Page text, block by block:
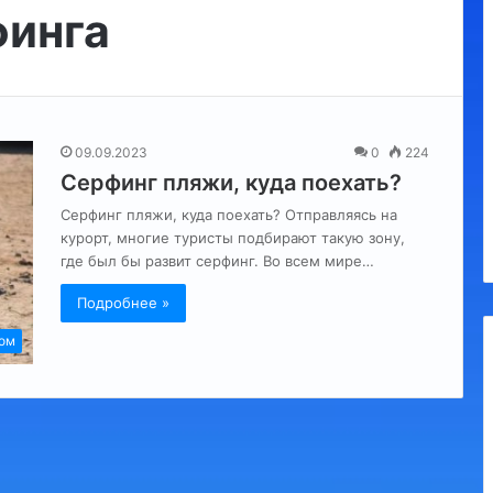
09.09.2023 0 224
Серфинг пляжи, куда поехать?
Серфинг пляжи, куда поехать? Отправляясь на
курорт, многие туристы подбирают такую зону,
где был бы развит серфинг. Во всем мире…
Подробнее »
обязательные
Утконос